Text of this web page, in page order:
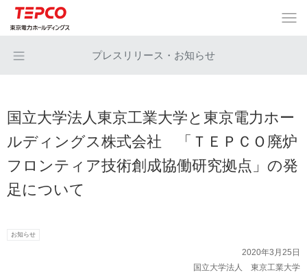
プレスリリース・お知らせ
国立大学法人東京工業大学と東京電力ホー
ルディングス株式会社 「ＴＥＰＣＯ廃炉
フロンティア技術創成協働研究拠点」の発
足について
お知らせ
2020年3月25日
国立大学法人 東京工業大学